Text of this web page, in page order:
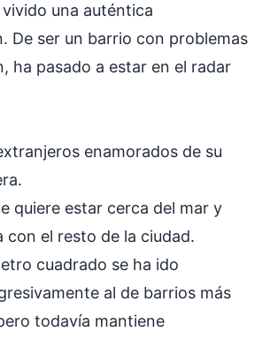
una auténtica
De ser un barrio con problemas
ha pasado a estar en el radar
enamorados de su
quiere estar cerca del mar y
con el resto de la ciudad.
cuadrado se ha ido
al de barrios más
todavía mantiene